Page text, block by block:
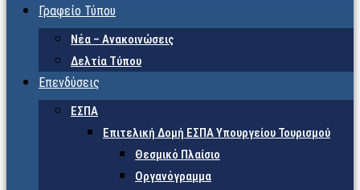
Γραφείο Τύπου
Νέα – Ανακοινώσεις
Δελτία Τύπου
Επενδύσεις
ΕΣΠΑ
Επιτελική Δομή ΕΣΠΑ Υπουργείου Τουρισμού
Θεσμικό Πλαίσιο
Οργανόγραμμα